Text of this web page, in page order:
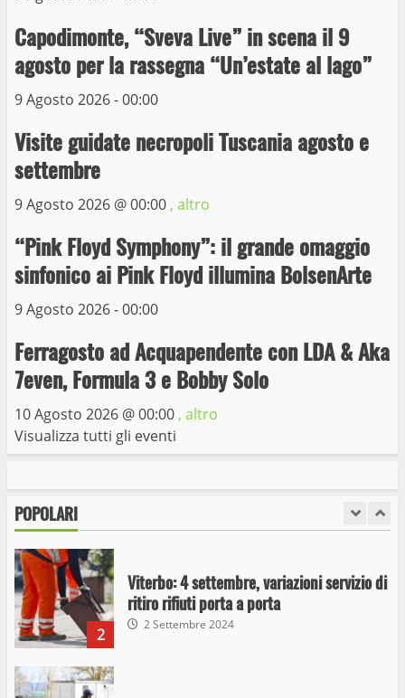
Capodimonte, “Sveva Live” in scena il 9
agosto per la rassegna “Un’estate al lago”
9 Agosto 2026 - 00:00
Visite guidate necropoli Tuscania agosto e
settembre
9 Agosto 2026 @00:00 , altro
“Pink Floyd Symphony”: il grande omaggio
sinfonico ai Pink Floyd illumina BolsenArte
9 Agosto 2026 - 00:00
Ferragosto ad Acquapendente con LDA & Aka
7even, Formula 3 e Bobby Solo
10 Agosto 2026 @00:00 , altro
Visualizza tutti gli eventi
POPOLARI
4
10 Maggio 2023
5
Prorogata la mostra dei bozzetti di
Museo dei Portici
6
capolinea al terminal Riello dal 15 al 17
giugno
15 Giugno 2023
Giochi Sportivi Studenteschi di Atletica a
Viterbo
10 Maggio 2023
I Carabinieri arrestano due giovani per
stupefacenti
2
Viterbo: 4 settembre, variazioni servizio di
ritiro rifiuti porta a porta
2 Settembre 2024